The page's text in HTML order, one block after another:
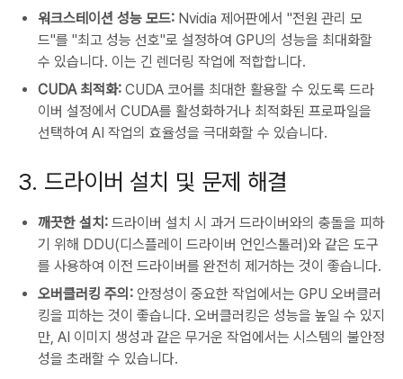
워크스테이션 성능 모드: Nvidia 제어판에서 "전원 관리 모
드"를 "최고 성능 선호"로 설정하여 GPU의 성능을 최대화할
수 있습니다. 이는 긴 렌더링 작업에 적합합니다.
CUDA 최적화: CUDA 코어를 최대한 활용할 수 있도록 드라
이버 설정에서 CUDA를 활성화하거나 최적화된 프로파일을
선택하여 AI 작업의 효율성을 극대화할 수 있습니다.
3. 드라이버 설치 및 문제 해결
깨끗한 설치: 드라이버 설치 시 과거 드라이버와의 충돌을 피하
기 위해 DDU(디스플레이 드라이버 언인스톨러)와 같은 도구
를 사용하여 이전 드라이버를 완전히 제거하는 것이 좋습니다.
오버클러킹 주의: 안정성이 중요한 작업에서는 GPU 오버클러
킹을 피하는 것이 좋습니다. 오버클러킹은 성능을 높일 수 있지
만, AI 이미지 생성과 같은 무거운 작업에서는 시스템의 불안정
성을 초래할 수 있습니다.